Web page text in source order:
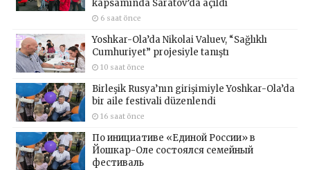
kapsamında Saratov’da açıldı
6 saat önce
Yoshkar-Ola’da Nikolai Valuev, “Sağlıklı
Cumhuriyet” projesiyle tanıştı
10 saat önce
Birleşik Rusya’nın girişimiyle Yoshkar-Ola’da
bir aile festivali düzenlendi
16 saat önce
По инициативе «Единой России» в
Йошкар-Оле состоялся семейный
фестиваль